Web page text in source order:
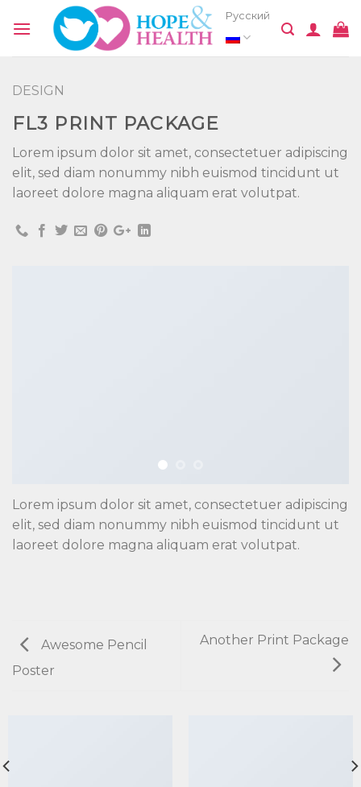
Русский
DESIGN
FL3 PRINT PACKAGE
Lorem ipsum dolor sit amet, consectetuer adipiscing
elit, sed diam nonummy nibh euismod tincidunt ut
laoreet dolore magna aliquam erat volutpat.
Lorem ipsum dolor sit amet, consectetuer adipiscing
elit, sed diam nonummy nibh euismod tincidunt ut
laoreet dolore magna aliquam erat volutpat.
Awesome Pencil
Poster
Another Print Package